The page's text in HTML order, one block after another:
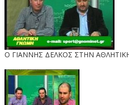
Ο ΓΙΑΝΝΗΣ ΔΕΛΚΟΣ ΣΤΗΝ